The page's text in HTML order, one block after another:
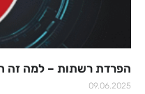
הפרדת רשתות – למה זה
09.06.2025